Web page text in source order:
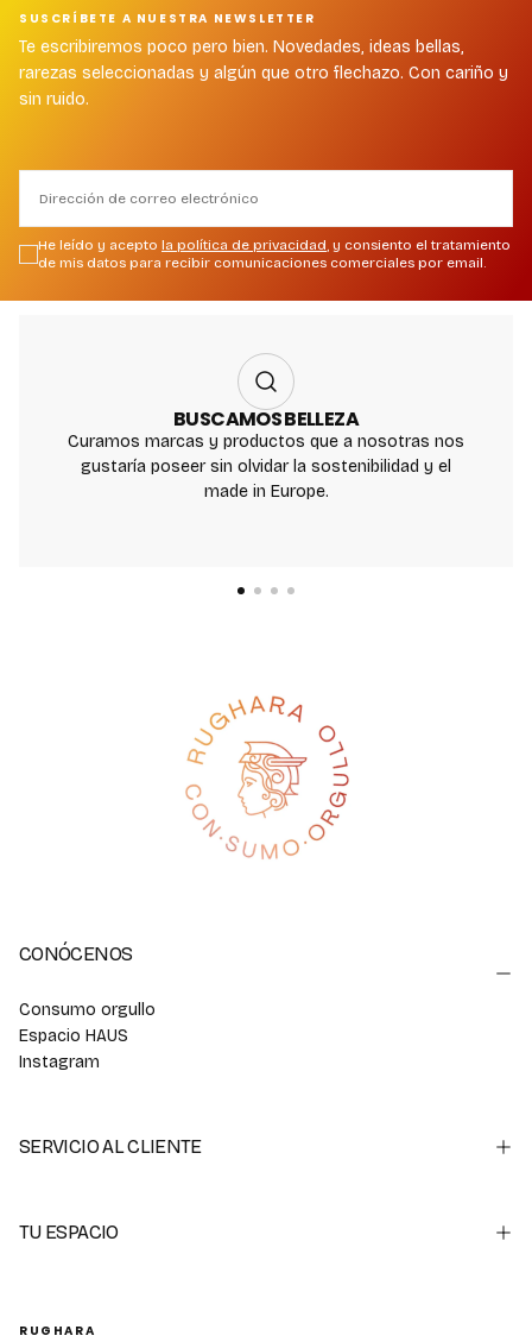
SUSCRÍBETE A NUESTRA NEWSLETTER
Te escribiremos poco pero bien. Novedades, ideas bellas,
rarezas seleccionadas y algún que otro flechazo. Con cariño y
sin ruido.
ELECTRÓNICO
He leído y acepto la política de privacidad, y consiento el tratamiento
de mis datos para recibir comunicaciones comerciales por email.
BUSCAMOS BELLEZA
Curamos marcas y productos que a nosotras nos
gustaría poseer sin olvidar la sostenibilidad y el
made in Europe.
CONÓCENOS
Consumo orgullo
Espacio HAUS
Instagram
SERVICIO AL CLIENTE
TU ESPACIO
RUGHARA